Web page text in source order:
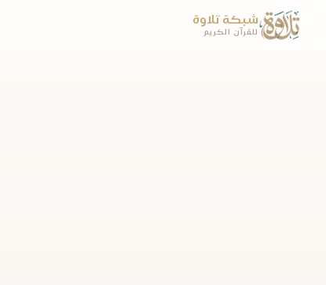
شبكة تلاوة
للقرآن الكريم